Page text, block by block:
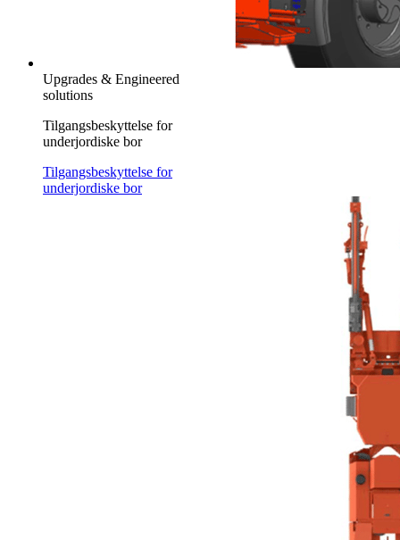
Upgrades & Engineered
solutions
Tilgangsbeskyttelse for
underjordiske bor
Tilgangsbeskyttelse for
underjordiske bor